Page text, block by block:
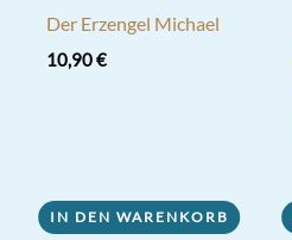
Der Erzengel Michael
10,90€
IN DEN WARENKORB